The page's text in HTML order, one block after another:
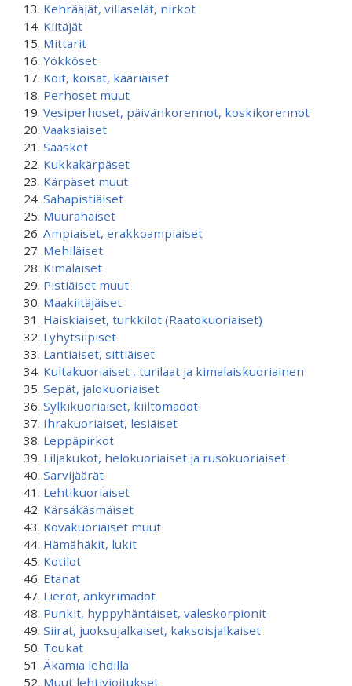
Kehrääjät, villaselät, nirkot
Kiitäjät
Mittarit
Yökköset
Koit, koisat, kääriäiset
Perhoset muut
Vesiperhoset, päivänkorennot, koskikorennot
Vaaksiaiset
Sääsket
Kukkakärpäset
Kärpäset muut
Sahapistiäiset
Muurahaiset
Ampiaiset, erakkoampiaiset
Mehiläiset
Kimalaiset
Pistiäiset muut
Maakiitäjäiset
Haiskiaiset, turkkilot (Raatokuoriaiset)
Lyhytsiipiset
Lantiaiset, sittiäiset
Kultakuoriaiset , turilaat ja kimalaiskuoriainen
Sepät, jalokuoriaiset
Sylkikuoriaiset, kiiltomadot
Ihrakuoriaiset, lesiäiset
Leppäpirkot
Liljakukot, helokuoriaiset ja rusokuoriaiset
Sarvijäärät
Lehtikuoriaiset
Kärsäkäsmäiset
Kovakuoriaiset muut
Hämähäkit, lukit
Kotilot
Etanat
Lierot, änkyrimadot
Punkit, hyppyhäntäiset, valeskorpionit
Siirat, juoksujalkaiset, kaksoisjalkaiset
Toukat
Äkämiä lehdillä
Muut lehtivioitukset